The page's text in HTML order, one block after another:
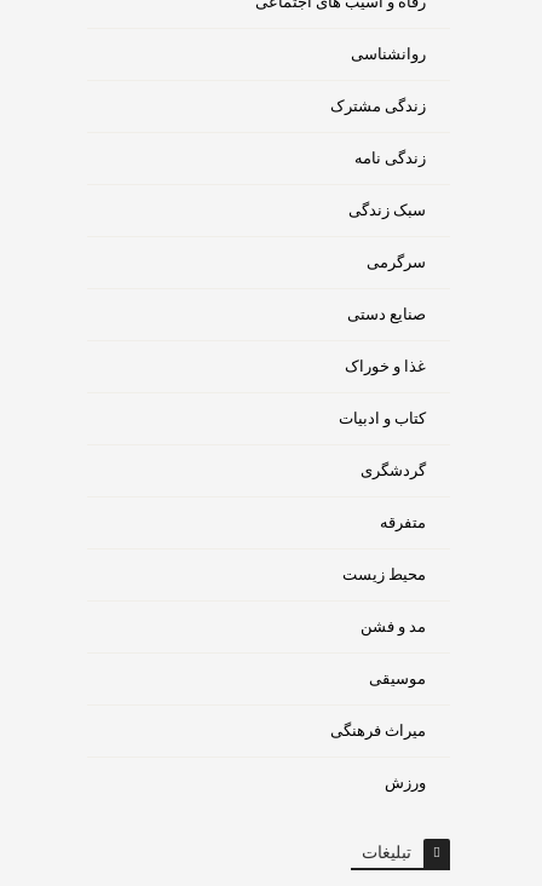
روانشناسی
زندگی مشترک
زندگی نامه
سبک زندگی
سرگرمی
صنایع دستی
غذا و خوراک
کتاب و ادبیات
گردشگری
متفرقه
محیط زیست
مد و فشن
موسیقی
میراث فرهنگی
ورزش
تبلیغات